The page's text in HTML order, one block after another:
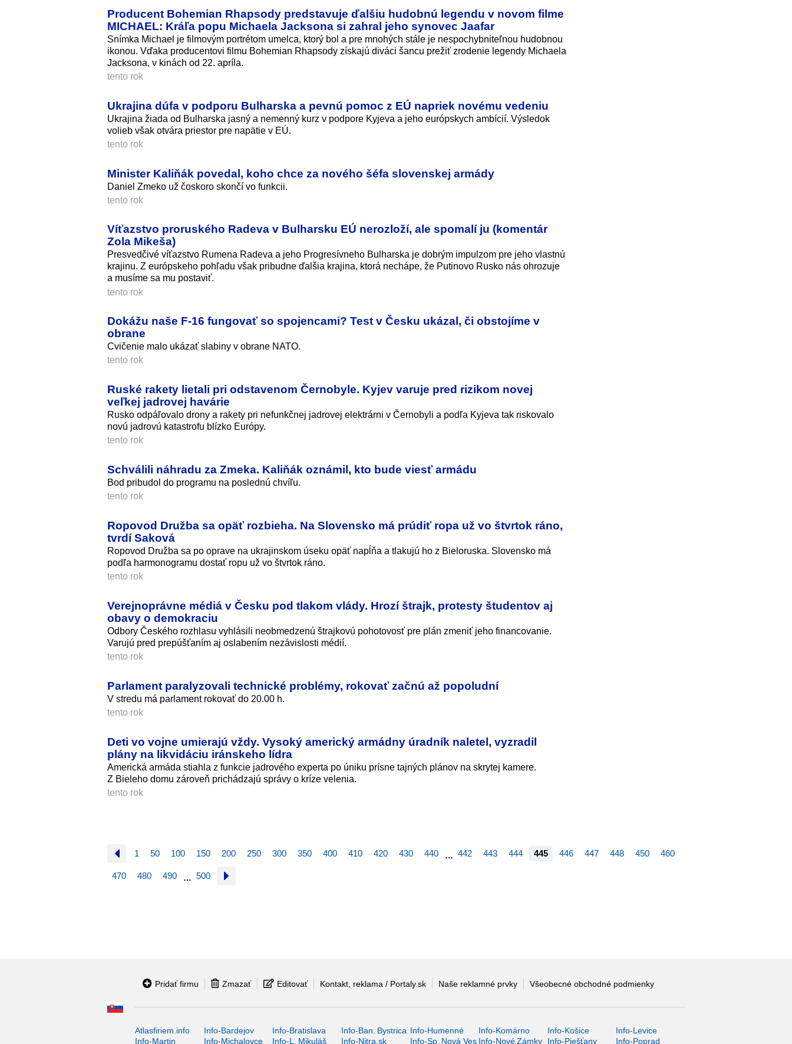
Producent Bohemian Rhapsody predstavuje ďalšiu hudobnú legendu v novom filme
MICHAEL: Kráľa popu Michaela Jacksona si zahral jeho synovec Jaafar
Snímka Michael je filmovým portrétom umelca, ktorý bol a pre mnohých stále je nespochybniteľnou hudobnou
ikonou. Vďaka producentovi filmu Bohemian Rhapsody získajú diváci šancu prežiť zrodenie legendy Michaela
Jacksona, v kinách od 22. apríla.
tento rok
Ukrajina dúfa v podporu Bulharska a pevnú pomoc z EÚ napriek novému vedeniu
Ukrajina žiada od Bulharska jasný a nemenný kurz v podpore Kyjeva a jeho európskych ambícií. Výsledok
volieb však otvára priestor pre napätie v EÚ.
tento rok
Minister Kaliňák povedal, koho chce za nového šéfa slovenskej armády
Daniel Zmeko už čoskoro skončí vo funkcii.
tento rok
Víťazstvo proruského Radeva v Bulharsku EÚ nerozloží, ale spomalí ju (komentár
Zola Mikeša)
Presvedčivé víťazstvo Rumena Radeva a jeho Progresívneho Bulharska je dobrým impulzom pre jeho vlastnú
krajinu. Z európskeho pohľadu však pribudne ďalšia krajina, ktorá nechápe, že Putinovo Rusko nás ohrozuje
a musíme sa mu postaviť.
tento rok
Dokážu naše F-16 fungovať so spojencami? Test v Česku ukázal, či obstojíme v
obrane
Cvičenie malo ukázať slabiny v obrane NATO.
tento rok
Ruské rakety lietali pri odstavenom Černobyle. Kyjev varuje pred rizikom novej
veľkej jadrovej havárie
Rusko odpáľovalo drony a rakety pri nefunkčnej jadrovej elektrárni v Černobyli a podľa Kyjeva tak riskovalo
novú jadrovú katastrofu blízko Európy.
tento rok
Schválili náhradu za Zmeka. Kaliňák oznámil, kto bude viesť armádu
Bod pribudol do programu na poslednú chvíľu.
tento rok
Ropovod Družba sa opäť rozbieha. Na Slovensko má prúdiť ropa už vo štvrtok ráno,
tvrdí Saková
Ropovod Družba sa po oprave na ukrajinskom úseku opäť napĺňa a tlakujú ho z Bieloruska. Slovensko má
podľa harmonogramu dostať ropu už vo štvrtok ráno.
tento rok
Verejnoprávne médiá v Česku pod tlakom vlády. Hrozí štrajk, protesty študentov aj
obavy o demokraciu
Odbory Českého rozhlasu vyhlásili neobmedzenú štrajkovú pohotovosť pre plán zmeniť jeho financovanie.
Varujú pred prepúšťaním aj oslabením nezávislosti médií.
tento rok
Parlament paralyzovali technické problémy, rokovať začnú až popoludní
V stredu má parlament rokovať do 20.00 h.
tento rok
Deti vo vojne umierajú vždy. Vysoký americký armádny úradník naletel, vyzradil
plány na likvidáciu iránskeho lídra
Americká armáda stiahla z funkcie jadrového experta po úniku prísne tajných plánov na skrytej kamere.
Z Bieleho domu zároveň prichádzajú správy o kríze velenia.
tento rok
1 50 100 150 200 250 300 350 400 410 420 430 440 … 442 443 444 445 446 447 448 450 460
470 480 490 … 500
Pridať firmu Zmazať Editovať Kontakt, reklama / Portaly.sk Naše reklamné prvky Všeobecné obchodné podmienky
Atlasfiriem.info Info-Bardejov Info-Bratislava Info-Ban. Bystrica Info-Humenné Info-Komárno Info-Košice
Info-Levice
Info-Martin
Info-Michalovce Info-L. Mikuláš Info-Nitra.sk Info-Sp. Nová Ves Info-Nové Zámky Info-Piešťany Info-Poprad